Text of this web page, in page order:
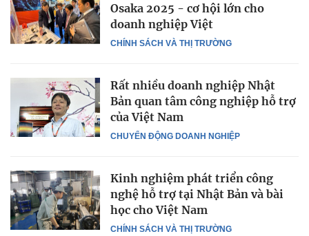
CHÍNH SÁCH VÀ THỊ TRƯỜNG
Osaka 2025 - cơ hội lớn cho
doanh nghiệp Việt
CHUYỂN ĐỘNG DOANH NGHIỆP
Rất nhiều doanh nghiệp Nhật
Bản quan tâm công nghiệp hỗ trợ
của Việt Nam
CHÍNH SÁCH VÀ THỊ TRƯỜNG
Kinh nghiệm phát triển công
nghệ hỗ trợ tại Nhật Bản và bài
học cho Việt Nam